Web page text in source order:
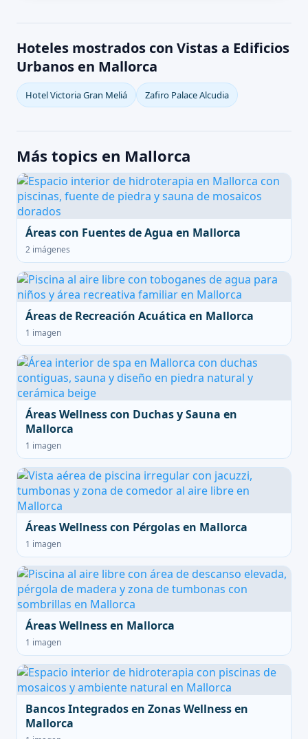
Hoteles mostrados con Vistas a Edificios
Urbanos en Mallorca
Hotel Victoria Gran Meliá Zafiro Palace Alcudia
Más topics en Mallorca
Áreas con Fuentes de Agua en Mallorca
2 imágenes
Áreas de Recreación Acuática en Mallorca
1 imagen
Áreas Wellness con Duchas y Sauna en
Mallorca
1 imagen
Áreas Wellness con Pérgolas en Mallorca
1 imagen
Áreas Wellness en Mallorca
1 imagen
Bancos Integrados en Zonas Wellness en
Mallorca